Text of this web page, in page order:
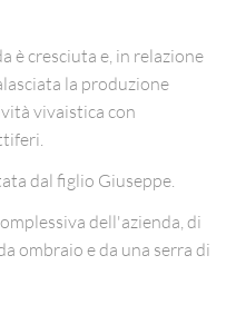
è cresciuta e, in relazione
la produzione
vivaistica con
dal figlio Giuseppe.
dell'azienda, di
ombraio e da una serra di